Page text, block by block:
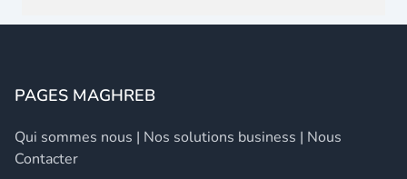
PAGES MAGHREB
Qui sommes nous | Nos solutions business | Nous
Contacter